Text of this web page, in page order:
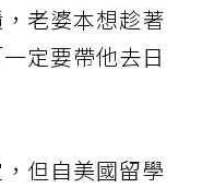
老婆本想趁著
定要帶他去日
但自美國留學